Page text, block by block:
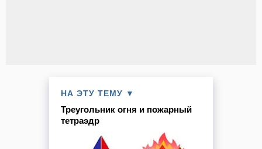
НА ЭТУ ТЕМУ ▼
Треугольник огня и пожарный
тетраэдр